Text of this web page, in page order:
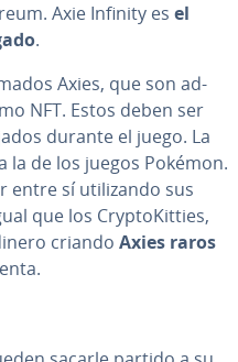
Axie Infinity es el
.
Axies, que son ad­
NFT. Estos deben ser
durante el juego. La
la de los juegos Pokémon.
entre sí uti­li­za­n­do sus
que los Cr­y­p­to­Ki­t­ties,
criando Axies raros